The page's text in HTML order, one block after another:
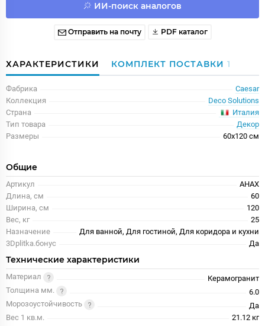
ИИ-поиск аналогов
Отправить на почту PDF каталог
ХАРАКТЕРИСТИКИ КОМПЛЕКТ ПОСТАВКИ 1
Фабрика
Caesar
Коллекция
Deco Solutions
Страна
Италия
Тип товара
Декор
Размеры
60x120 см
Общие
Артикул
AHAX
Длина, см
60
Ширина, см
120
Вес, кг
25
Назначение
Для ванной, Для гостиной, Для коридора и кухни
3Dplitka.бонус
Да
Технические характеристики
Материал
Керамогранит
Толщина мм.
6.0
Морозоустойчивость
Да
Вес 1 кв.м.
21.12 кг